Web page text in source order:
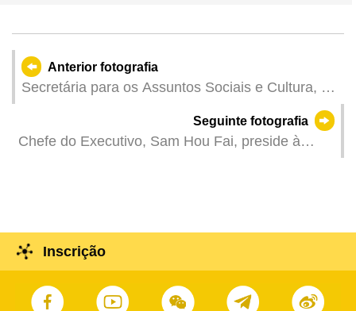
Anterior fotografia
Secretária para os Assuntos Sociais e Cultura, O
Lam, em representação do Chefe do Executivo,
no jantar comemorativo do 76º aniversário da
implantação da República Popular da China, do
Seguinte fotografia
Chefe do Executivo, Sam Hou Fai, preside à
Inscrição